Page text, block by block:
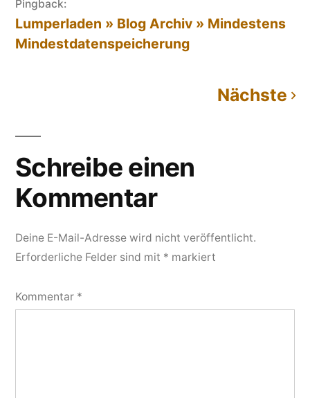
Pingback:
Lumperladen » Blog Archiv » Mindestens
Mindestdatenspeicherung
Kommentarnavigation
Nächste
Schreibe einen
Kommentar
Deine E-Mail-Adresse wird nicht veröffentlicht.
Erforderliche Felder sind mit * markiert
Kommentar *